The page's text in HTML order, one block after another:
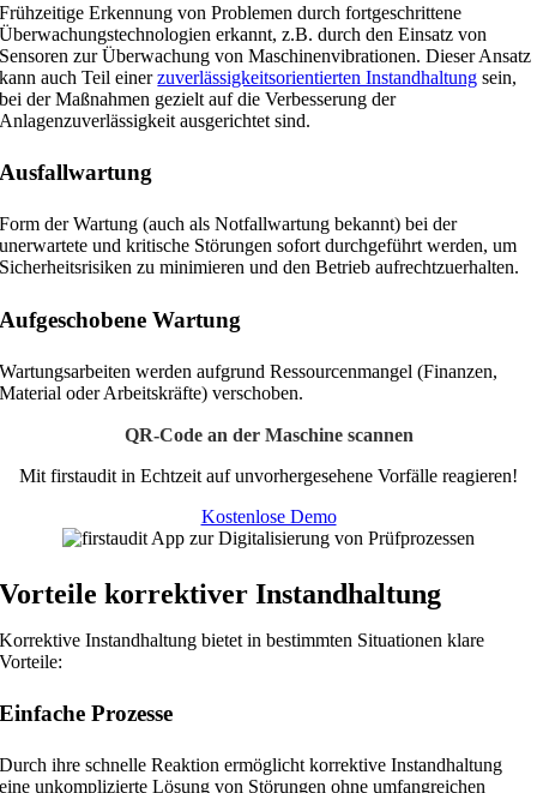
Frühzeitige Erkennung von Problemen durch fortgeschrittene
Überwachungstechnologien erkannt, z.B. durch den Einsatz von
Sensoren zur Überwachung von Maschinenvibrationen. Dieser Ansatz
kann auch Teil einerzuverlässigkeitsorientierten Instandhaltung sein,
bei der Maßnahmen gezielt auf die Verbesserung der
Anlagenzuverlässigkeit ausgerichtet sind.
Ausfallwartung
Form der Wartung (auch als Notfallwartung bekannt) bei der
unerwartete und kritische Störungen sofort durchgeführt werden, um
Sicherheitsrisiken zu minimieren und den Betrieb aufrechtzuerhalten.
Aufgeschobene Wartung
Wartungsarbeiten werden aufgrund Ressourcenmangel (Finanzen,
Material oder Arbeitskräfte) verschoben.
QR-Code an der Maschine scannen
Mit firstaudit in Echtzeit auf unvorhergesehene Vorfälle reagieren!
Kostenlose Demo
Vorteile korrektiver Instandhaltung
Korrektive Instandhaltung bietet in bestimmten Situationen klare
Vorteile:
Einfache Prozesse
Durch ihre schnelle Reaktion ermöglicht korrektive Instandhaltung
eine unkomplizierte Lösung von Störungen ohne umfangreichen